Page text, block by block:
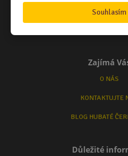
Souhlasím
ZPŮSOB
Zajímá
O NÁS
KONTAKTUJTE
BLOG HUBATÉ
Důležité